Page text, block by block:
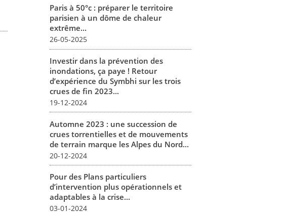
Paris à 50°c : préparer le territoire
parisien à un dôme de chaleur
extrême...
26-05-2025
Investir dans la prévention des
inondations, ça paye ! Retour
d’expérience du Symbhi sur les trois
crues de fin 2023...
19-12-2024
Automne 2023 : une succession de
crues torrentielles et de mouvements
de terrain marque les Alpes du Nord...
20-12-2024
Pour des Plans particuliers
d’intervention plus opérationnels et
adaptables à la crise...
03-01-2024